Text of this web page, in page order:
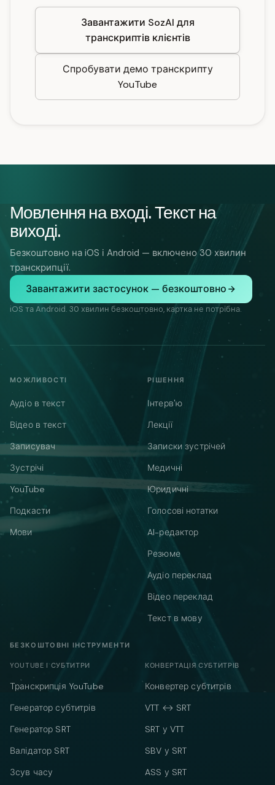
Завантажити SozAI для
транскриптів клієнтів
Спробувати демо транскрипту
YouTube
Мовлення на вході. Текст на
виході.
Безкоштовно на iOS і Android — включено 30 хвилин
транскрипції.
Завантажити застосунок — безкоштовно
iOS та Android. 30 хвилин безкоштовно, картка не потрібна.
МОЖЛИВОСТІ
Аудіо в текст
Відео в текст
Записувач
Зустрічі
YouTube
Подкасти
Мови
РІШЕННЯ
Інтерв'ю
Лекції
Записки зустрічей
Медичні
Юридичні
Голосові нотатки
AI-редактор
Резюме
Аудіо переклад
Відео переклад
Текст в мову
БЕЗКОШТОВНІ ІНСТРУМЕНТИ
YOUTUBE І СУБТИТРИ
Транскрипція YouTube
Генератор субтитрів
Генератор SRT
Валідатор SRT
Зсув часу
КОНВЕРТАЦІЯ СУБТИТРІВ
Конвертер субтитрів
VTT ↔ SRT
SRT у VTT
SBV у SRT
ASS у SRT